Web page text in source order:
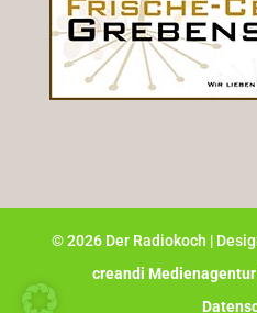
©2026Der Radiokoch |
creandi Medienagentur